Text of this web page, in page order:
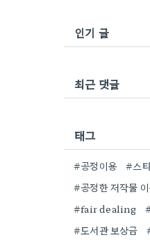
인기 글
최근 댓글
태그
#공정이용
#스
#공정한 저작물
#fair dealing
#도서관 보상금